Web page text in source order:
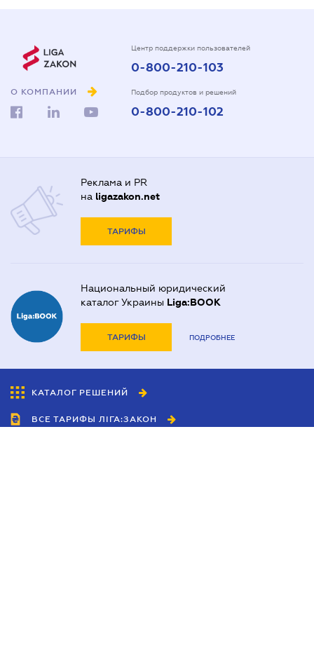
О КОМПАНИИ
Центр поддержки пользователей
0-800-210-103
Подбор продуктов и решений
0-800-210-102
Реклама и PR
на ligazakon.net
ТАРИФЫ
Национальный юридический
каталог Украины Liga:BOOK
ТАРИФЫ ПОДРОБНЕЕ
КАТАЛОГ РЕШЕНИЙ
ВСЕ ТАРИФЫ ЛІГА:ЗАКОН